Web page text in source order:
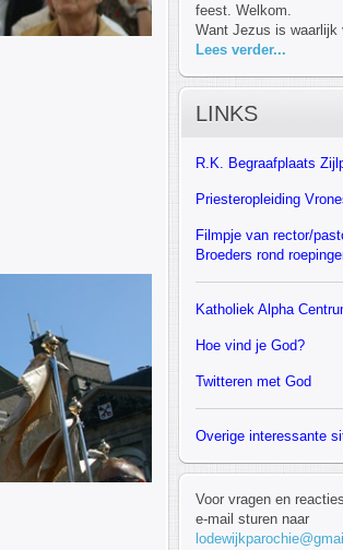
feest. Welkom.
Want Jezus is waarlijk
Lees verder...
LINKS
R.K. Begraafplaats
Priesteropleiding
Filmpje van rector/
Broeders rond
Katholiek Alpha
Hoe vind je God?
Twitteren met God
Overige interessante
Voor vragen en
e-mail sturen naar